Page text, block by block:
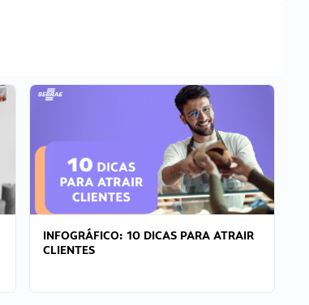
INFOGRÁFICO: 10 DICAS PARA ATRAIR
CLIENTES